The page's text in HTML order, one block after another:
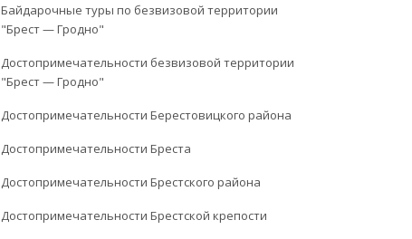
Байдарочные туры по безвизовой территории
"Брест — Гродно"
Достопримечательности безвизовой территории
"Брест — Гродно"
Достопримечательности Берестовицкого района
Достопримечательности Бреста
Достопримечательности Брестского района
Достопримечательности Брестской крепости